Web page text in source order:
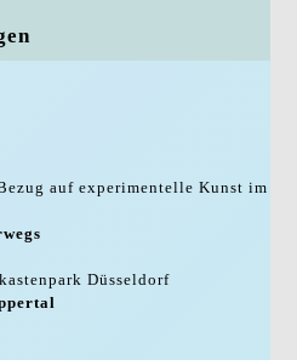
auf experimentelle Kunst im
Düsseldorf